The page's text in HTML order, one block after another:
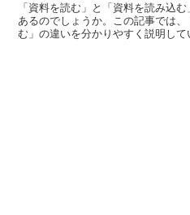
「資料を読む」と「資料を読み込
あるのでしょうか。この記事では
む」の違いを分かりやすく説明して